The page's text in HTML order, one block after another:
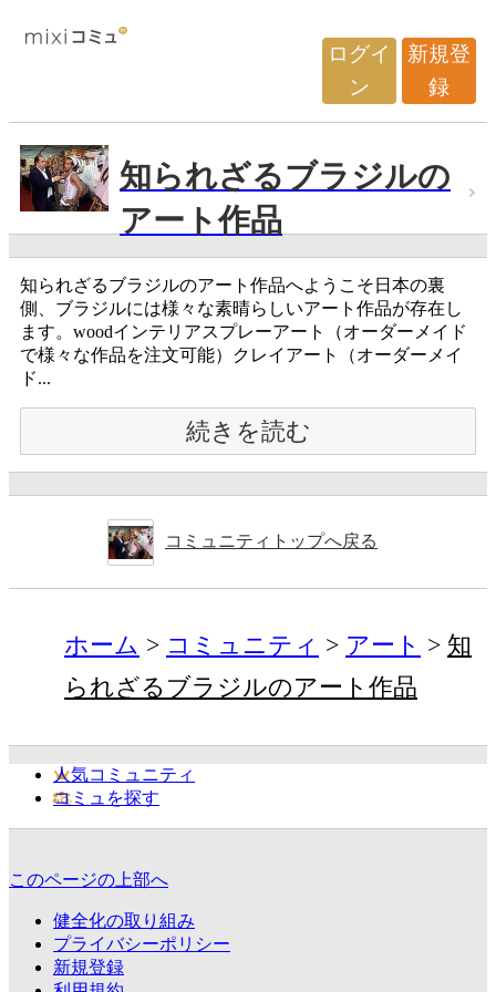
ログイ
ン
新規登
録
知られざるブラジルの
アート作品
知られざるブラジルのアート作品へようこそ日本の裏
側、ブラジルには様々な素晴らしいアート作品が存在し
ます。woodインテリアスプレーアート（オーダーメイド
で様々な作品を注文可能）クレイアート（オーダーメイ
ド...
続きを読む
コミュニティトップへ戻る
ホーム コミュニティ アート
知
られざるブラジルのアート作品
人気コミュニティ
コミュを探す
このページの上部へ
健全化の取り組み
プライバシーポリシー
新規登録